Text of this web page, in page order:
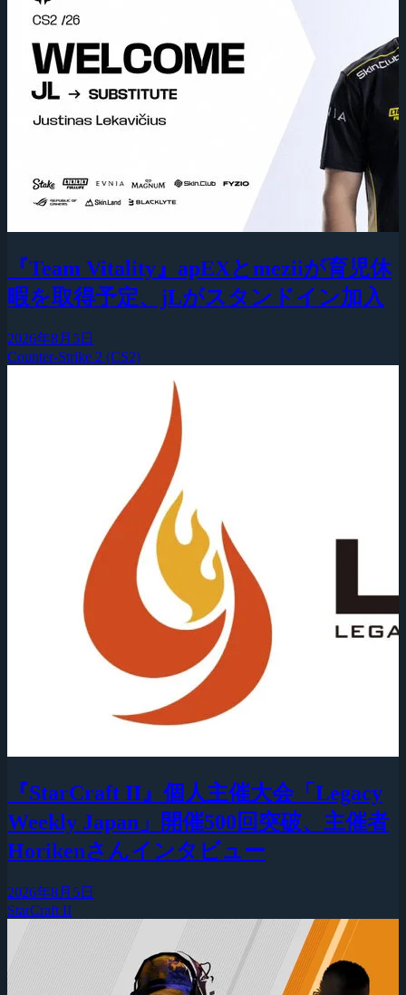
『Team Vitality』apEXとmeziiが育児休
暇を取得予定、jLがスタンドイン加入
2026年8月5日
Counter-Strike 2 (CS2)
『StarCraft II』個人主催大会「Legacy
Weekly Japan」開催500回突破、主催者
Horikenさんインタビュー
2026年8月5日
StarCraft II